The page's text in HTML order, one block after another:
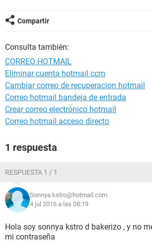
Compartir
Consulta también:
CORREO HOTMAIL
Eliminar cuenta hotmail ccm
Cambiar correo de recuperacion hotmail
Correo hotmail bandeja de entrada
Crear correo electrónico hotmail
Correo hotmail acceso directo
1 respuesta
RESPUESTA 1 / 1
Sonnya kstro@hotmail.com
4 jul 2016 a las 08:19
Hola soy sonnya kstro d bakerizo , y no
mi contraseña